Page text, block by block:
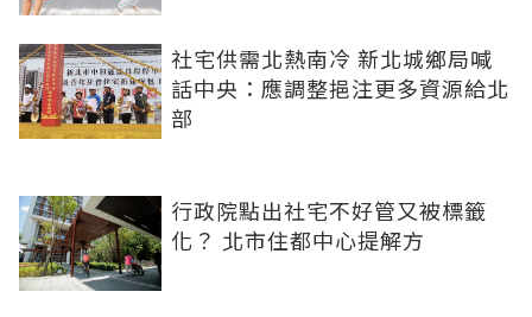
社宅供需北熱南冷 新北城鄉局喊
話中央：應調整挹注更多資源給北
部
行政院點出社宅不好管又被標籤
化？ 北市住都中心提解方